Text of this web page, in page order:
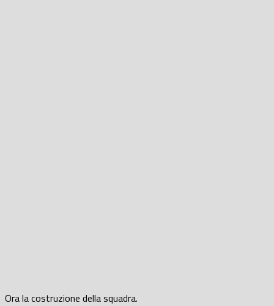
Ora la costruzione della squadra.